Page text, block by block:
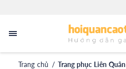
Trang chủ / Trang phục Liên Quân